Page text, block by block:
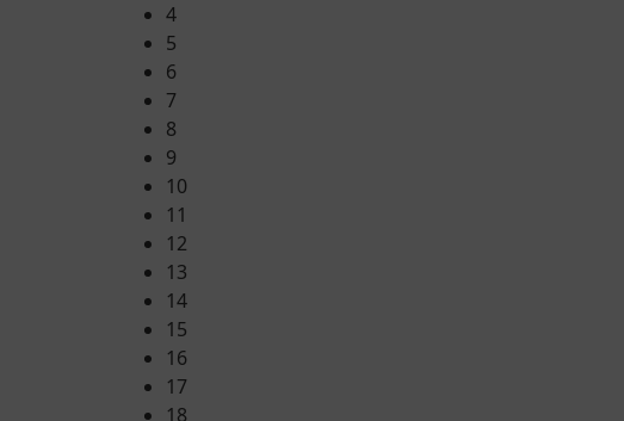
4
5
6
7
8
9
10
11
12
13
14
15
16
17
18